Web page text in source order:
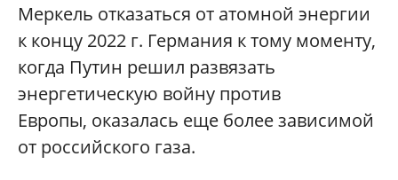
Меркель отказаться от атомной энергии
к концу 2022 г. Германия к тому моменту,
когда Путин решил развязать
энергетическую войну против
Европы, оказалась еще более зависимой
от российского газа.